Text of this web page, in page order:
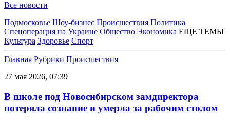
Все новости
Подмосковье Шоу-бизнес Происшествия Политика
Спецоперация на Украине Общество Экономика ЕЩЕ ТЕМЫ
Культура Здоровье Спорт
Главная Рубрики Происшествия
27 мая 2026, 07:39
В школе под Новосибирском замдиректора
потеряла сознание и умерла за рабочим столом